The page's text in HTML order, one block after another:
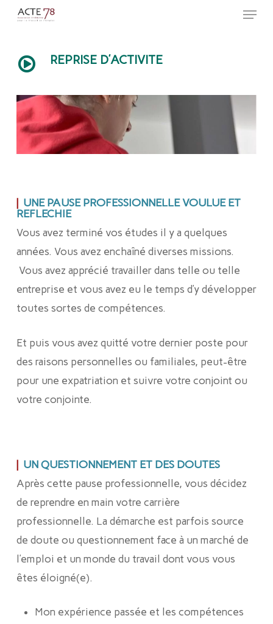
Skip
content
Menu
REPRISE D’ACTIVITE
|UNE PAUSE PROFESSIONNELLE VOULUE ET
REFLECHIE
Vous avez terminé vos études il y a quelques
années. Vous avez enchaîné diverses missions.
Vous avez apprécié travailler dans telle ou telle
entreprise et vous avez eu le temps d’y développer
toutes sortes de compétences.
Et puis vous avez quitté votre dernier poste pour
des raisons personnelles ou familiales, peut-être
pour une expatriation et suivre votre conjoint ou
votre conjointe.
|UN QUESTIONNEMENT ET DES DOUTES
Après cette pause professionnelle, vous décidez
de reprendre en main votre carrière
professionnelle. La démarche est parfois source
de doute ou questionnement face à un marché de
l’emploi et un monde du travail dont vous vous
êtes éloigné(e).
Mon expérience passée et les compétences